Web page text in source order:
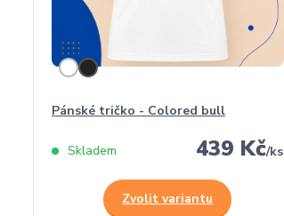
Pánské tričko - Colored bull
439 Kč/ks
Skladem
Zvolit variantu